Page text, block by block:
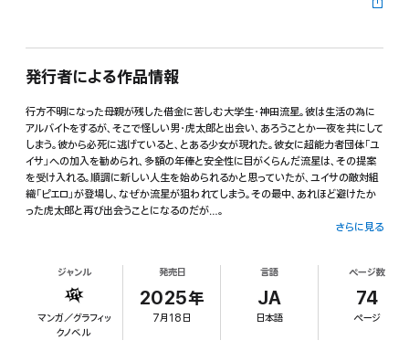
発行者による作品情報
行方不明になった母親が残した借金に苦しむ大学生・神田流星。彼は生活の為に
アルバイトをするが、そこで怪しい男・虎太郎と出会い、あろうことか一夜を共にして
しまう。彼から必死に逃げていると、とある少女が現れた。彼女に超能力者団体「ユ
イサ」への加入を勧められ、多額の年俸と安全性に目がくらんだ流星は、その提案
を受け入れる。順調に新しい人生を始められるかと思っていたが、ユイサの敵対組
織「ピエロ」が登場し、なぜか流星が狙われてしまう。その最中、あれほど避けたか
った虎太郎と再び出会うことになるのだが…。
さらに見る
ジャンル
マンガ／グラフィッ
クノベル
発売日
2025年
7月18日
言語
JA
日本語
ページ数
74
ページ